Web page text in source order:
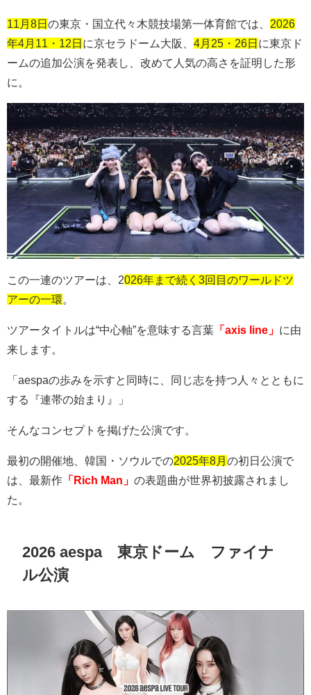
11月8日 の東京・国⽴代々⽊競技場第⼀体育館では、 2026
年4月11・12日 に京セラドーム大阪、 4月25・26日 に東京ド
ームの追加公演を発表し、改めて人気の高さを証明した形
に。
この一連のツアーは、 2026年まで続く3回目のワールドツ
アーの一環
ツアータイトルは“中心軸”を意味する言葉 「axis line」 に由
来します。
「 aespaの歩みを示すと同時に、同じ志を持つ人々とともに
する『連帯の始まり』」
そんなコンセプトを掲げた公演です。
最初の開催地、韓国・ソウルでの2025年8月 の初日公演で
は、最新作 「Rich Man」 の表題曲が世界初披露されまし
た。
2026 aespa 東京ドーム ファイナ
ル公演